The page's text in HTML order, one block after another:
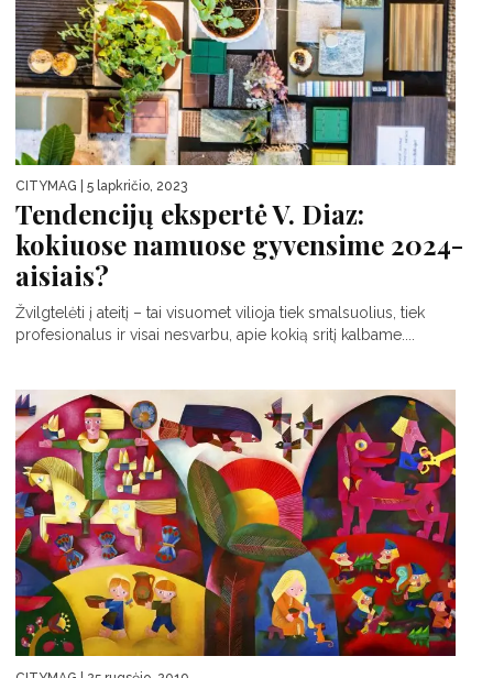
CITYMAG | 5 lapkričio, 2023
Tendencijų ekspertė V. Diaz:
kokiuose namuose gyvensime 2024-
aisiais?
Žvilgtelėti į ateitį – tai visuomet vilioja tiek smalsuolius, tiek
profesionalus ir visai nesvarbu, apie kokią sritį kalbame....